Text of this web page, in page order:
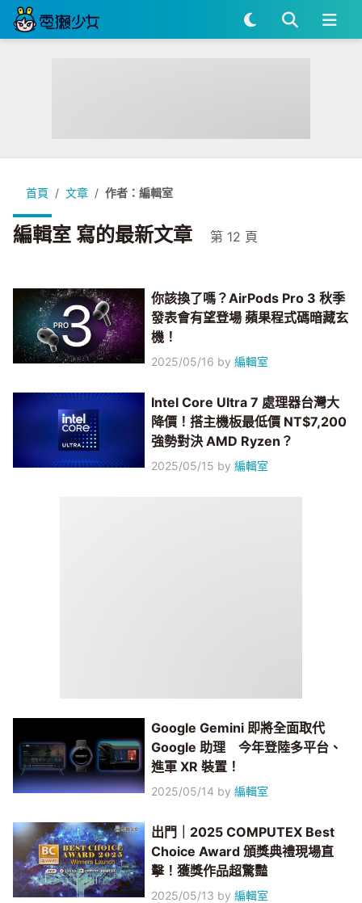
首頁 文章 作者：編輯室
編輯室 寫的最新文章 第 12 頁
你該換了嗎？AirPods Pro 3 秋季
發表會有望登場 蘋果程式碼暗藏玄
機！
2025/05/16 by編輯室
Intel Core Ultra 7 處理器台灣大
降價！搭主機板最低價 NT$7,200
強勢對決 AMD Ryzen？
2025/05/15 by編輯室
Google Gemini 即將全面取代
Google 助理 今年登陸多平台、
進軍 XR 裝置！
2025/05/14 by編輯室
出門｜2025 COMPUTEX Best
Choice Award 頒獎典禮現場直
擊！獲獎作品超驚豔
2025/05/13 by編輯室